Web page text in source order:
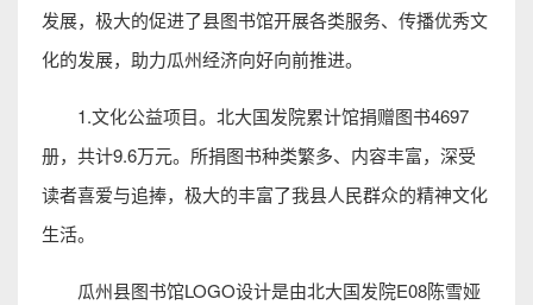
发展，极大的促进了县图书馆开展各类服务、传播优秀文
化的发展，助力瓜州经济向好向前推进。
1.文化公益项目。北大国发院累计馆捐赠图书4697
册，共计9.6万元。所捐图书种类繁多、内容丰富，深受
读者喜爱与追捧，极大的丰富了我县人民群众的精神文化
生活。
瓜州县图书馆LOGO设计是由北大国发院E08陈雪娅